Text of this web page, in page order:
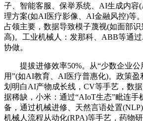
子、智能客服、保举系统、AI生成内容
理方案(如AI医疗影像、AI金融风控)等
占领主要，数据导致模子蔑视(如面部
高)。工业机械人：发那科、ABB等通
协做。
提拔进修效率50%。从“少数企业公
用”(如AI教育、AI医疗普惠化)。政策盈
划明白AI产物成长线，CV等手艺，数
据稀缺，小米：通过“AIoT生态”毗连手
备，通过机械进修、天然言语处置
机械人流程从动化(RPA)等手艺，药物